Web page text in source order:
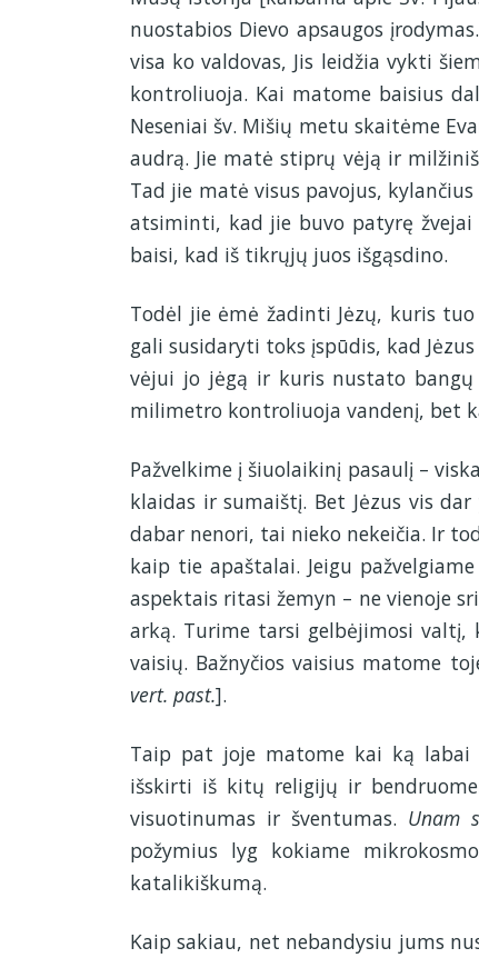
nuostabios Dievo apsaugos
visa ko valdovas, Jis leidžia vykti
kontroliuoja. Kai matome baisius
Neseniai šv. Mišių metu skaitėme
audrą. Jie matė stiprų vėją ir
Tad jie matė visus pavojus,
atsiminti, kad jie buvo patyrę
baisi, kad iš tikrųjų juos išgąsdino.
Todėl jie ėmė žadinti Jėzų, kuris
gali susidaryti toks įspūdis, kad
vėjui jo jėgą ir kuris nustato
milimetro kontroliuoja vandenį, bet
Pažvelkime į šiuolaikinį pasaulį –
klaidas ir sumaištį. Bet Jėzus vis
dabar nenori, tai nieko nekeičia. Ir
kaip tie apaštalai. Jeigu
aspektais ritasi žemyn – ne vienoje
arką. Turime tarsi gelbėjimosi
vaisių. Bažnyčios vaisius matome
vert. past.].
Taip pat joje matome kai ką labai
išskirti iš kitų religijų ir
visuotinumas ir šventumas. Unam
požymius lyg kokiame
katalikiškumą.
Kaip sakiau, net nebandysiu jums